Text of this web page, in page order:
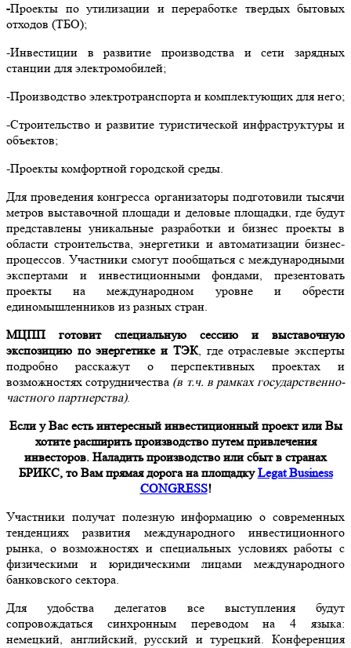
-Проекты по утилизации и переработке твердых бытовых
отходов (ТБО);
-Инвестиции в развитие производства и сети зарядных
станции для электромобилей;
-Производство электротранспорта и комплектующих для него;
-Строительство и развитие туристической инфраструктуры и
объектов;
-Проекты комфортной городской среды.
Для проведения конгресса организаторы подготовили тысячи
метров выставочной площади и деловые площадки, где будут
представлены уникальные разработки и бизнес проекты в
области строительства, энергетики и автоматизации бизнес-
процессов. Участники смогут пообщаться с международными
экспертами и инвестиционными фондами, презентовать
проекты на международном уровне и обрести
единомышленников из разных стран.
МЦПП готовит специальную сессию и выставочную
экспозицию по энергетике и ТЭК, где отраслевые эксперты
подробно расскажут о перспективных проектах и
возможностях сотрудничества (в т.ч. в рамках государственно-
частного партнерства).
Если у Вас есть интересный инвестиционный проект или Вы
хотите расширить производство путем привлечения
инвесторов. Наладить производство или сбыт в странах
БРИКС, то Вам прямая дорога на площадкуLegat Business
CONGRESS!
Участники получат полезную информацию о современных
тенденциях развития международного инвестиционного
рынка, о возможностях и специальных условиях работы с
физическими и юридическими лицами международного
банковского сектора.
Для удобства делегатов все выступления будут
сопровождаться синхронным переводом на 4 языка:
немецкий, английский, русский и турецкий. Конференция